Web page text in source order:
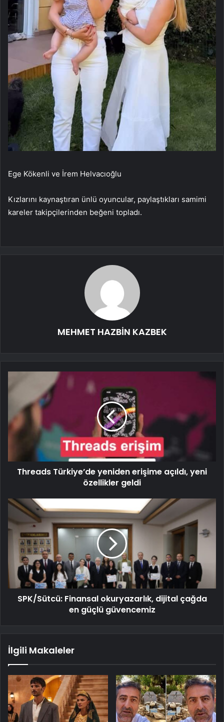
Ege Kökenli ve İrem Helvacıoğlu
Kızlarını kaynaştıran ünlü oyuncular, paylaştıkları samimi
kareler takipçilerinden beğeni topladı.
MEHMET HAZBİN KAZBEK
Threads Türkiye’de yeniden erişime açıldı, yeni
özellikler geldi
SPK/Sütcü: Finansal okuryazarlık, dijital çağda
en güçlü güvencemiz
İlgili Makaleler